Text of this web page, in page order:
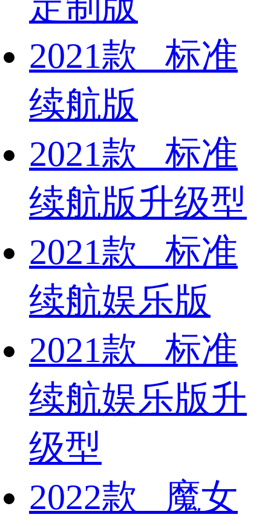
2021款 标准
续航版
2021款 标准
续航版升级型
2021款 标准
续航娱乐版
2021款 标准
续航娱乐版升
级型
2022款 魔女